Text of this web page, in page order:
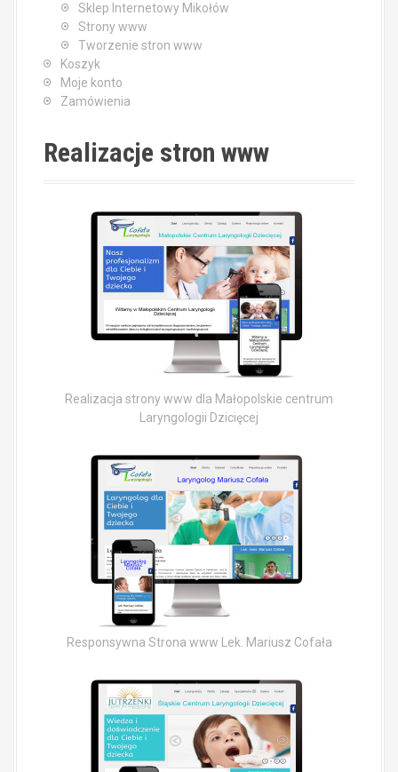
Sklep Internetowy Mikołów
Strony www
Tworzenie stron www
Koszyk
Moje konto
Zamówienia
Realizacje stron www
Realizacja strony www dla Małopolskie centrum
Laryngologii Dzicięcej
Responsywna Strona www Lek. Mariusz Cofała